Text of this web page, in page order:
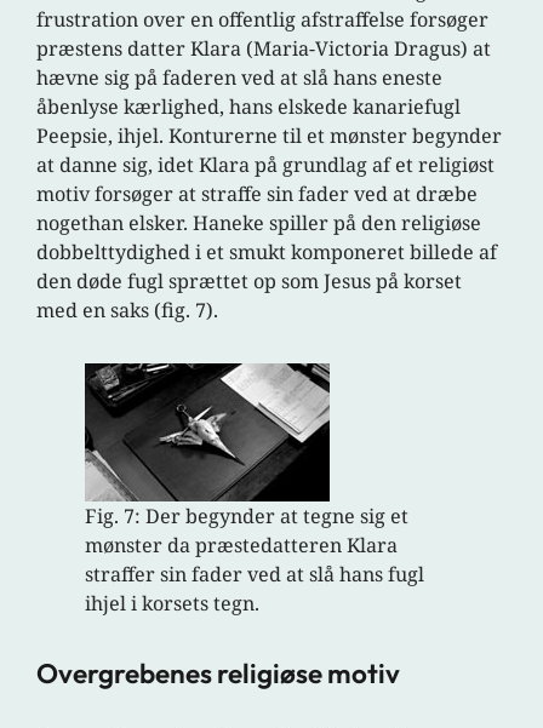
frustration over en offentlig afstraffelse forsøger
præstens datter Klara (Maria-Victoria Dragus) at
hævne sig på faderen ved at slå hans eneste
åbenlyse kærlighed, hans elskede kanariefugl
Peepsie, ihjel. Konturerne til et mønster begynder
at danne sig, idet Klara på grundlag af et religiøst
motiv forsøger at straffe sin fader ved at dræbe
nogethan elsker. Haneke spiller på den religiøse
dobbelttydighed i et smukt komponeret billede af
den døde fugl sprættet op som Jesus på korset
med en saks (fig. 7).
Fig. 7: Der begynder at tegne sig et
mønster da præstedatteren Klara
straffer sin fader ved at slå hans fugl
ihjel i korsets tegn.
Overgrebenes religiøse motiv